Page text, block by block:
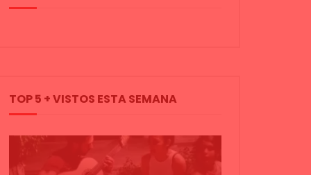
TOP 5 + VISTOS ESTA SEMANA